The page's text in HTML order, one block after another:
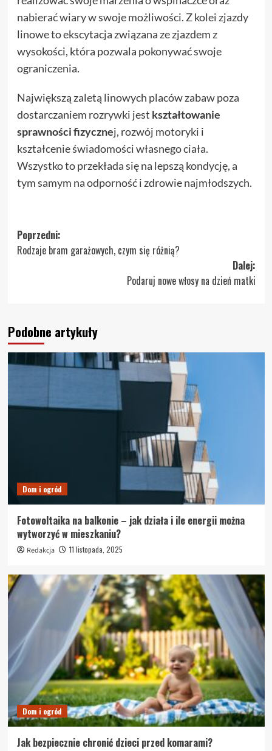
nabierać wiary w swoje możliwości. Z kolei zjazdy
linowe to ekscytacja związana ze zjazdem z
wysokości, która pozwala pokonywać swoje
ograniczenia.
Największą zaletą linowych placów zabaw poza
dostarczaniem rozrywki jest kształtowanie
sprawności fizycznej, rozwój motoryki i
kształcenie świadomości własnego ciała.
Wszystko to przekłada się na lepszą kondycję, a
tym samym na odporność i zdrowie najmłodszych.
Zobacz
wpisy
Poprzedni:
Rodzaje bram garażowych, czym się różnią?
Dalej:
Podaruj nowe włosy na dzień matki
Podobne artykuły
Dom i ogród
Fotowoltaika na balkonie – jak działa i ile energii można
wytworzyć w mieszkaniu?
Redakcja 11 listopada, 2025
Dom i ogród
Jak bezpiecznie chronić dzieci przed komarami?